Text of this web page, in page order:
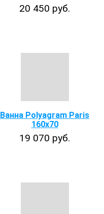
20 450 руб.
Ванна Polyagram Paris
160x70
19 070 руб.